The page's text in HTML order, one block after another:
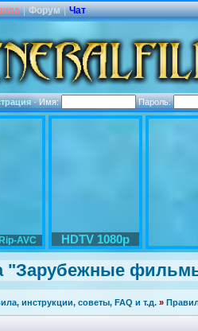
| Форум | Чат
·Имя: Пароль:
AVC HDTV 1080p
"Зарубежные
инструкции, советы, FAQ и т.д. »